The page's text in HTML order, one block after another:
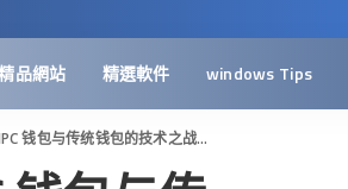
品網站 精選軟件 windows Tips
术之战「你的私钥，从未被生成过」